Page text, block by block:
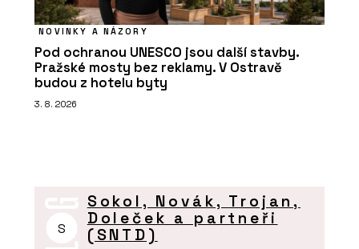
NOVINKY A NÁZORY
Pod ochranou UNESCO jsou další stavby.
Pražské mosty bez reklamy. V Ostravě
budou z hotelu byty
3. 8. 2026
S
Sokol, Novák, Trojan,
Doleček a partneři
(SNTD)